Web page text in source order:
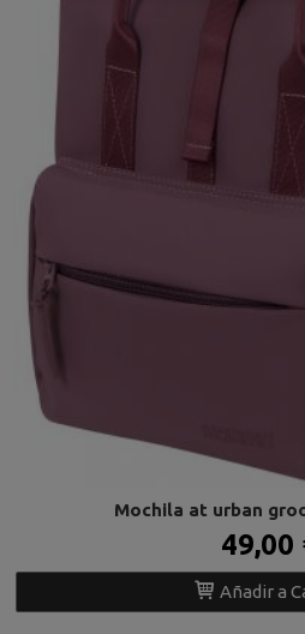
Mochila at urban
49,00
Añadir a